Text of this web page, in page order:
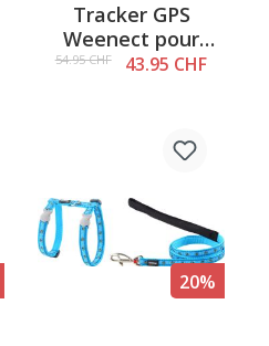
Tracker GPS
Weenect pour
chats – XS, blanc
54.95 CHF 43.95 CHF
20%